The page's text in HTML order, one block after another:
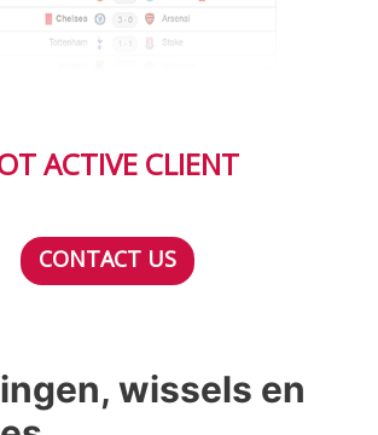
ACTIVE CLIENT
CONTACT US
wissels en